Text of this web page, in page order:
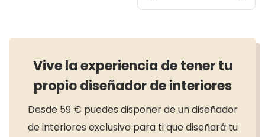
Vive la experiencia de tener tu
propio diseñador de interiores
Desde 59 € puedes disponer de un diseñador
de interiores exclusivo para ti que diseñará tu